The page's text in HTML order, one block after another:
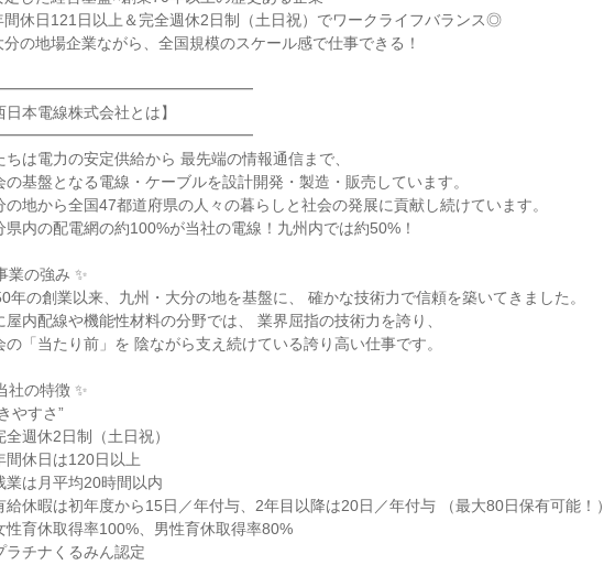
間休日121日以上＆完全週休2日制（土日祝）でワークライフバランス◎
分の地場企業ながら、全国規模のスケール感で仕事できる！
日本電線株式会社とは】
ちは電力の安定供給から 最先端の情報通信まで、
の基盤となる電線・ケーブルを設計開発・製造・販売しています。
の地から全国47都道府県の人々の暮らしと社会の発展に貢献し続けています。
県内の配電網の約100%が当社の電線！九州内では約50%！
業の強み ✨
年の創業以来、九州・大分の地を基盤に、 確かな技術力で信頼を築いてきました。
屋内配線や機能性材料の分野では、 業界屈指の技術力を誇り、
の「当たり前」を 陰ながら支え続けている誇り高い仕事です。
社の特徴 ✨
やすさ”
全週休2日制（土日祝）
間休日は120日以上
業は月平均20時間以内
給休暇は初年度から15日／年付与、2年目以降は20日／年付与 （最大80日保有可能！）
性育休取得率100%、男性育休取得率80%
ラチナくるみん認定